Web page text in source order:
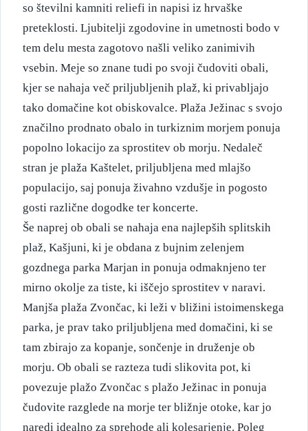
so številni kamniti reliefi in napisi iz hrvaške
preteklosti. Ljubitelji zgodovine in umetnosti bodo v
tem delu mesta zagotovo našli veliko zanimivih
vsebin. Meje so znane tudi po svoji čudoviti obali,
kjer se nahaja več priljubljenih plaž, ki privabljajo
tako domačine kot obiskovalce. Plaža Ježinac s svojo
značilno prodnato obalo in turkiznim morjem ponuja
popolno lokacijo za sprostitev ob morju. Nedaleč
stran je plaža Kaštelet, priljubljena med mlajšo
populacijo, saj ponuja živahno vzdušje in pogosto
gosti različne dogodke ter koncerte.
Še naprej ob obali se nahaja ena najlepših splitskih
plaž, Kašjuni, ki je obdana z bujnim zelenjem
gozdnega parka Marjan in ponuja odmaknjeno ter
mirno okolje za tiste, ki iščejo sprostitev v naravi.
Manjša plaža Zvončac, ki leži v bližini istoimenskega
parka, je prav tako priljubljena med domačini, ki se
tam zbirajo za kopanje, sončenje in druženje ob
morju. Ob obali se razteza tudi slikovita pot, ki
povezuje plažo Zvončac s plažo Ježinac in ponuja
čudovite razglede na morje ter bližnje otoke, kar jo
naredi idealno za sprehode ali kolesarjenje. Poleg